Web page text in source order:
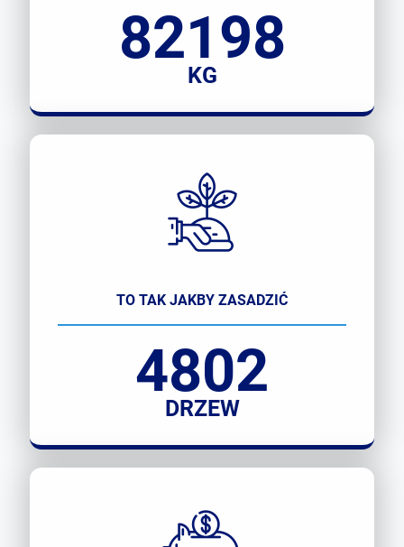
82198
KG
TO TAK JAKBY ZASADZIĆ
4802
DRZEW